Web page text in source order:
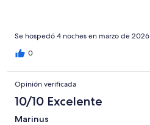
Se hospedó 4 noches en marzo de 2026
0
Opinión verificada
10/10 Excelente
Marinus